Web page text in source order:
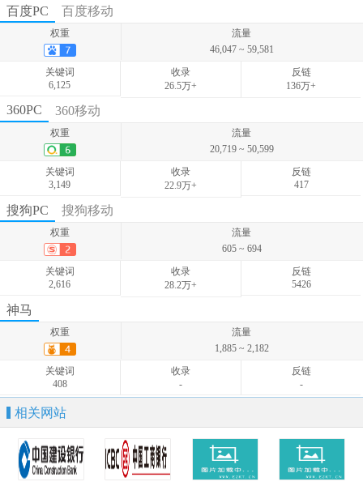
百度PC
百度移动
权重
流量
46,047 ~ 59,581
关键词
6,125
收录
26.5万+
反链
136万+
权重
关键词
2,676
360PC 360移动
权重
流量
20,719 ~ 50,599
关键词
3,149
收录
22.9万+
反链
417
权重
关键词
3,016
搜狗PC 搜狗移动
权重
流量
605 ~ 694
关键词
2,616
收录
28.2万+
反链
5426
关键词
2,481
神马
权重
流量
1,885 ~ 2,182
关键词
408
收录
-
反链
-
相关网站